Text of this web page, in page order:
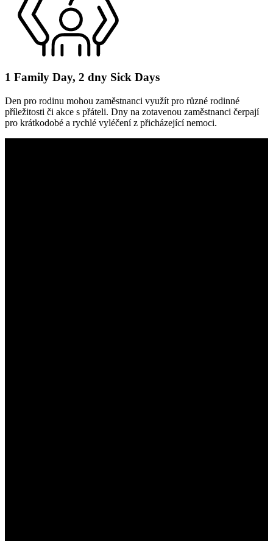
1 Family Day, 2 dny Sick Days
Den pro rodinu mohou zaměstnanci využít pro různé rodinné
příležitosti či akce s přáteli. Dny na zotavenou zaměstnanci čerpají
pro krátkodobé a rychlé vyléčení z přicházející nemoci.